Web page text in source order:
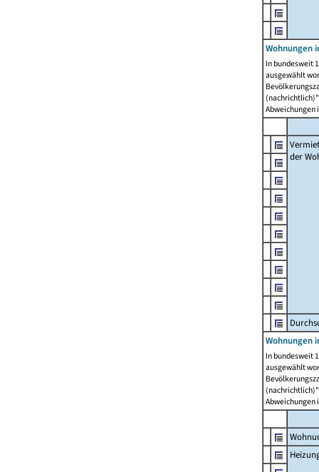
Wohnungen
In bundesweit
ausgewählt
Abweichungen
der
Wohnungen
In bundesweit
ausgewählt
Abweichungen